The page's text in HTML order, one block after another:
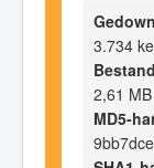
3.734
2,61 MB
MD5-